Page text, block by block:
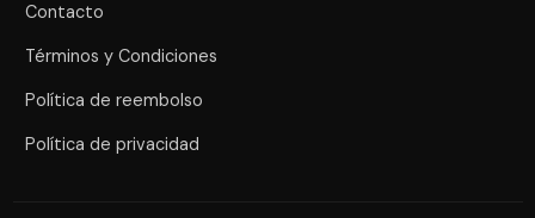
Contacto
Términos y Condiciones
Política de reembolso
Política de privacidad